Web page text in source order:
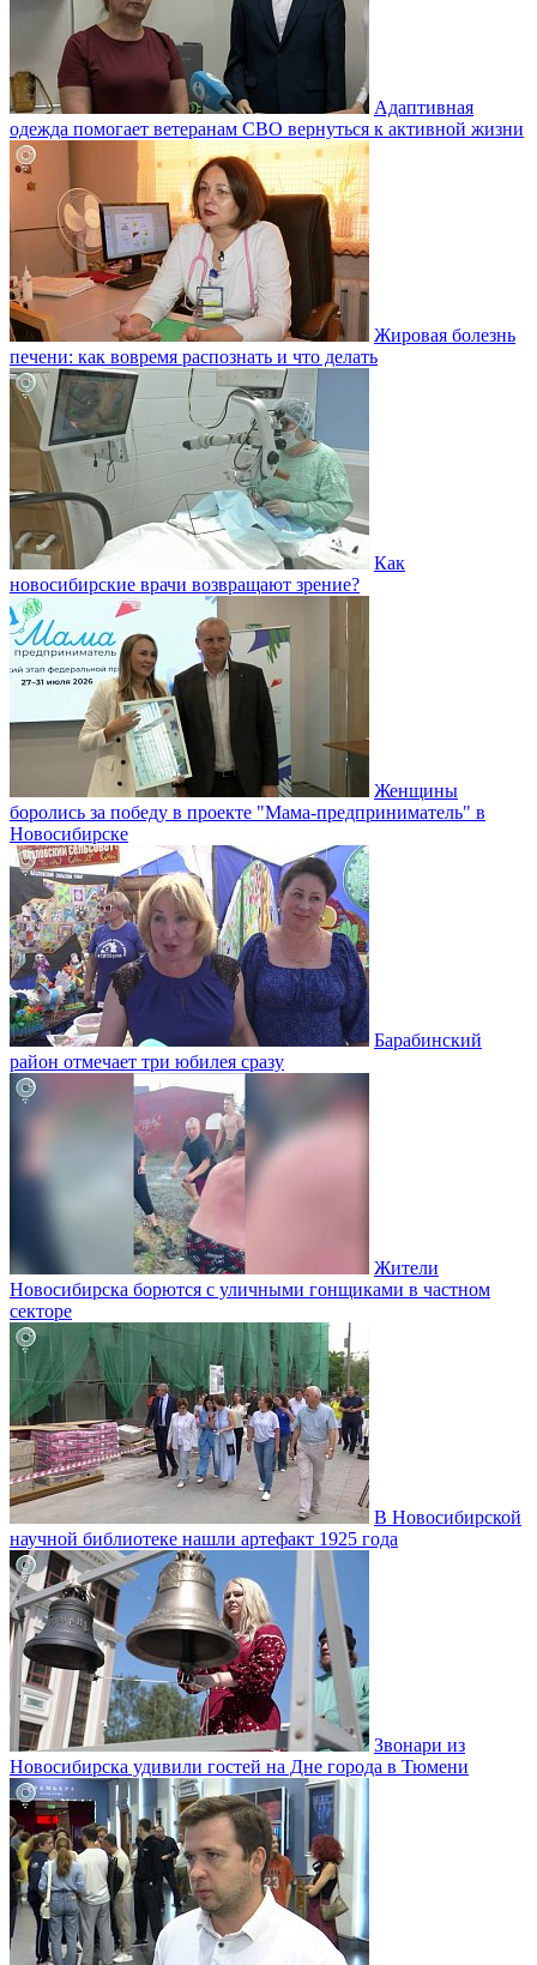
Адаптивная
одежда помогает ветеранам СВО вернуться к активной жизни
Жировая болезнь
печени: как вовремя распознать и что делать
Как
новосибирские врачи возвращают зрение?
Женщины
боролись за победу в проекте "Мама-предприниматель" в
Новосибирске
Барабинский
район отмечает три юбилея сразу
Жители
Новосибирска борются с уличными гонщиками в частном
секторе
В Новосибирской
научной библиотеке нашли артефакт 1925 года
Звонари из
Новосибирска удивили гостей на Дне города в Тюмени